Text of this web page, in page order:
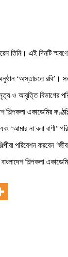
তিনি। এই দিনটি
রবি’।
ও আবৃত্তি বিভাগের
একাডেমির
না বলা বাণী’
করবেন ‘জীবন
শিল্পকলা